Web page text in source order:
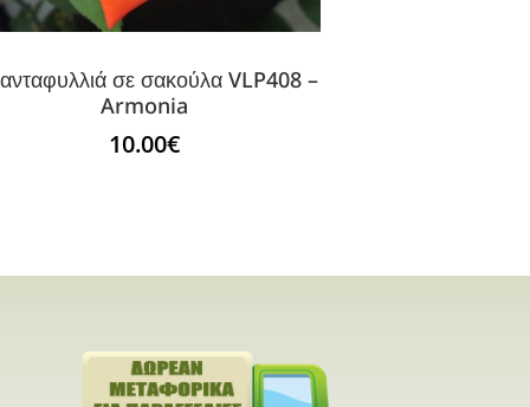
σε σακούλα VLP408 –
Armonia
10.00€